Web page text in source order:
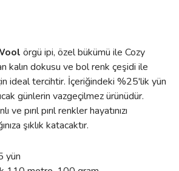
örgü ipi, özel bükümü ile Cozy
kalın dokusu ve bol renk çeşidi ile
ideal tercihtir. İçeriğindeki %25'lik yün
günlerin vazgeçilmez ürünüdür.
ve pırıl pırıl renkler hayatınızı
şıklık katacaktır.
yün